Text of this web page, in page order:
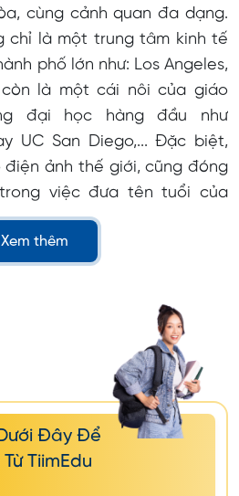
cùng cảnh quan đa dạng.
chỉ là một trung tâm kinh tế
phố lớn như: Los Angeles,
còn là một cái nôi của giáo
đại học hàng đầu như
UC San Diego,... Đặc biệt,
ảnh thế giới, cũng đóng
việc đưa tên tuổi của
học sinh có thể tham khảo
tính công nghệ cao
Xem thêm
Đây Để
TiimEdu